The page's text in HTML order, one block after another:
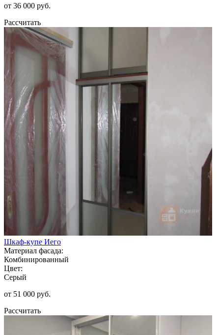
от 36 000 руб.
Рассчитать
Шкаф-купе Иего
Материал фасада:
Комбинированный
Цвет:
Серый
от 51 000 руб.
Рассчитать